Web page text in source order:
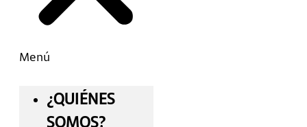
Menú
¿QUIÉNES
SOMOS?